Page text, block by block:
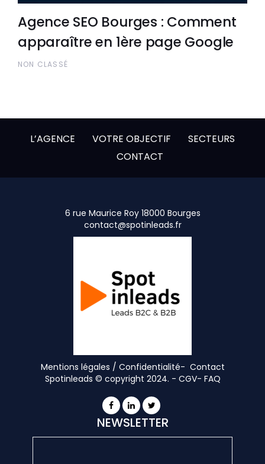
Agence SEO Bourges : Comment
apparaître en 1ère page Google
NON CLASSÉ
L’AGENCE VOTRE OBJECTIF
SECTEURS
CONTACT
6 rue Maurice Roy 18000 Bourges
contact@spotinleads.fr
Mentions légales / Confidentialité- Contact
Spotinleads © copyright 2024. - CGV- FAQ
NEWSLETTER